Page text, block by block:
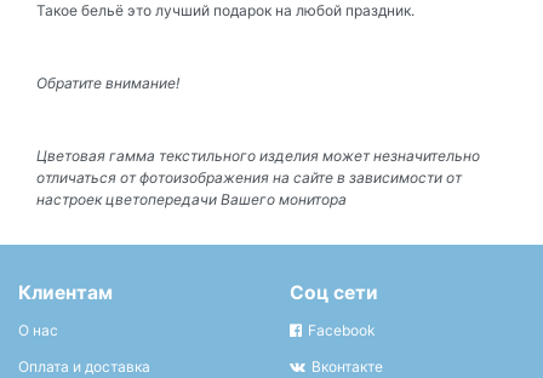
Такое бельё это лучший подарок на любой праздник.
Обратите внимание!
Цветовая гамма текстильного изделия может незначительно
отличаться от фотоизображения на сайте в зависимости от
настроек цветопередачи Вашего монитора
Клиентам
О нас
Оплата и доставка
Соц сети
Facebook
Вконтакте